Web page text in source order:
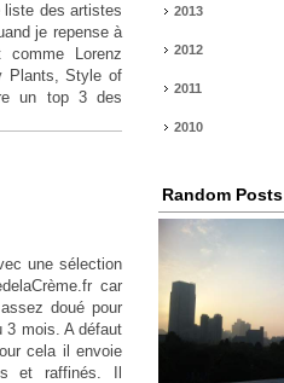
liste des artistes
je repense à
comme Lorenz
Plants, Style of
un top 3 des
une sélection
car
doué pour
3 mois. A défaut
cela il envoie
et raffinés. Il
2013
2012
2011
2010
Random Posts